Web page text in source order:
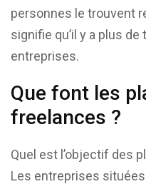
personnes le trouvent
signifie qu’il y a plus
entreprises.
Que font les
freelances ?
Quel est l’objectif des
Les entreprises